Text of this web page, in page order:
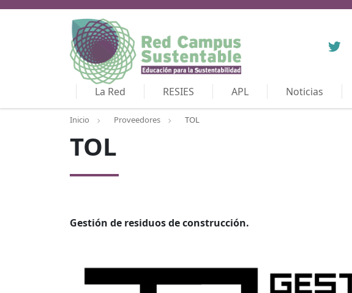
Twitter
La Red RESIES APL Noticias
Inicio Proveedores TOL
TOL
Gestión de residuos de construcción.